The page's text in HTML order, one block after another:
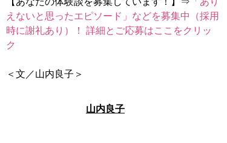
えないと思ったエピソード」などを募集中（採用
時に謝礼あり）！ 詳細とご応募はここをクリッ
ク
＜文／山内良子＞
山内良子